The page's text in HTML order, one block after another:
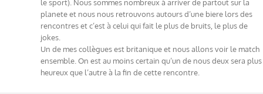
le sport). Nous sommes nombreux à arriver de partout sur la
planete et nous nous retrouvons autours d’une biere lors des
rencontres et c’est à celui qui fait le plus de bruits, le plus de
jokes.
Un de mes collègues est britanique et nous allons voir le match
ensemble. On est au moins certain qu’un de nous deux sera plus
heureux que l’autre à la fin de cette rencontre.